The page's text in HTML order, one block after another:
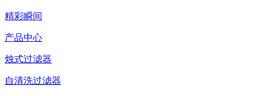
精彩瞬间
产品中心
烛式过滤器
自清洗过滤器